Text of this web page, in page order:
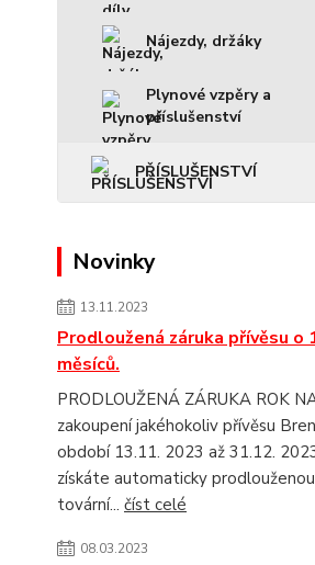
Nájezdy, držáky
Plynové vzpěry a
příslušenství
PŘÍSLUŠENSTVÍ
Novinky
13.11.2023
Prodloužená záruka přívěsu o
měsíců.
PRODLOUŽENÁ ZÁRUKA ROK
zakoupení jakéhokoliv přívěsu
období 13.11. 2023 až 31.12.
získáte automaticky prodlouženou
tovární... číst celé
08.03.2023